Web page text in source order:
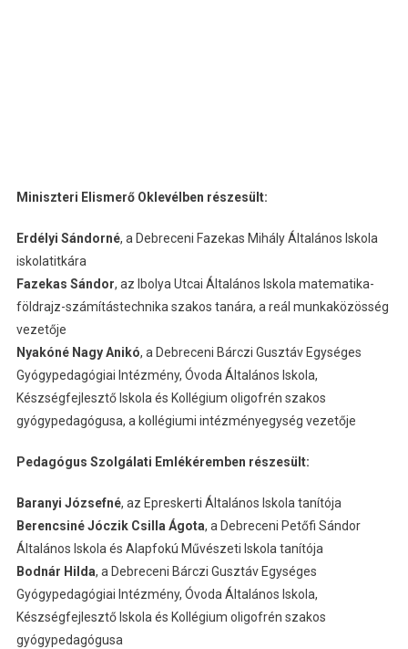
Miniszteri Elismerő Oklevélben részesült:
Erdélyi Sándorné, a Debreceni Fazekas Mihály Általános Iskola
iskolatitkára
Fazekas Sándor, az Ibolya Utcai Általános Iskola matematika-
földrajz-számítástechnika szakos tanára, a reál munkaközösség
vezetője
Nyakóné Nagy Anikó, a Debreceni Bárczi Gusztáv Egységes
Gyógypedagógiai Intézmény, Óvoda Általános Iskola,
Készségfejlesztő Iskola és Kollégium oligofrén szakos
gyógypedagógusa, a kollégiumi intézményegység vezetője
Pedagógus Szolgálati Emlékéremben részesült:
Baranyi Józsefné, az Epreskerti Általános Iskola tanítója
Berencsiné Jóczik Csilla Ágota, a Debreceni Petőfi Sándor
Általános Iskola és Alapfokú Művészeti Iskola tanítója
Bodnár Hilda, a Debreceni Bárczi Gusztáv Egységes
Gyógypedagógiai Intézmény, Óvoda Általános Iskola,
Készségfejlesztő Iskola és Kollégium oligofrén szakos
gyógypedagógusa